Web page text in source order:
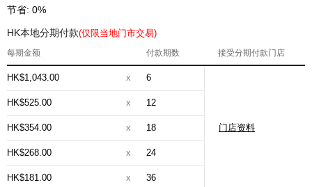
节省: 0%
HK本地分期付款(仅限当地门市交易)
每期金额 付款期数 接受分期付款门店
HK$1,043.00 x 6
门店资料
HK$525.00 x 12
HK$354.00 x 18
HK$268.00 x 24
HK$181.00 x 36